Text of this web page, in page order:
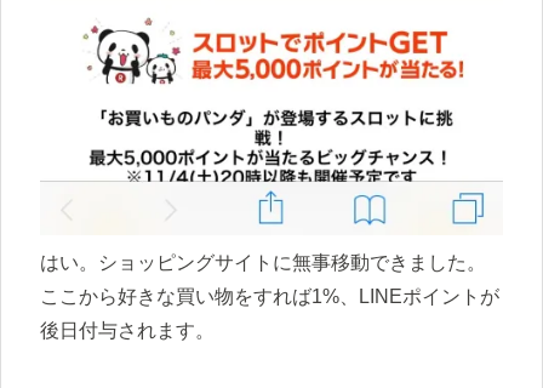
はい。ショッピングサイトに無事移動できました。
ここから好きな買い物をすれば1%、LINEポイントが
後日付与されます。